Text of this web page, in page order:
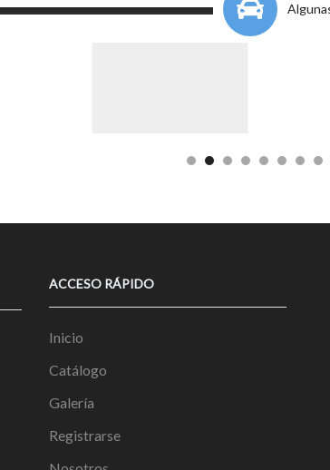
ACCESO RÁPIDO
Inicio
Catálogo
Galería
Registrarse